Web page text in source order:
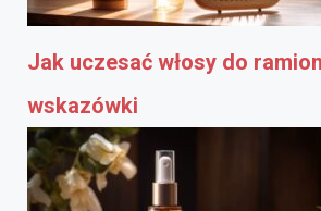
Jak uczesać włosy do
wskazówki